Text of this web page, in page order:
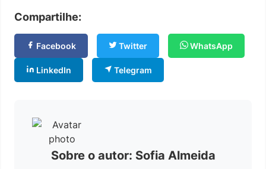
Compartilhe:
Facebook Twitter WhatsApp
LinkedIn Telegram
Sobre o autor: Sofia Almeida